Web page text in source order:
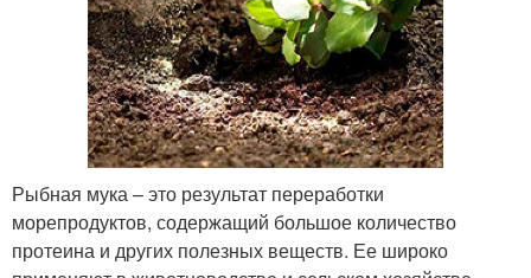
Рыбная мука – это результат переработки
морепродуктов, содержащий большое количество
протеина и других полезных веществ. Ее широко